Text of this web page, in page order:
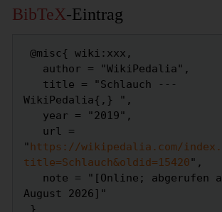
BibTeX-Eintrag
@misc{ wiki:xxx,
WikiPedalia{,} ",
"https://wikipedalia.com/
title=Schlauch&oldid=15420",
August 2026]"